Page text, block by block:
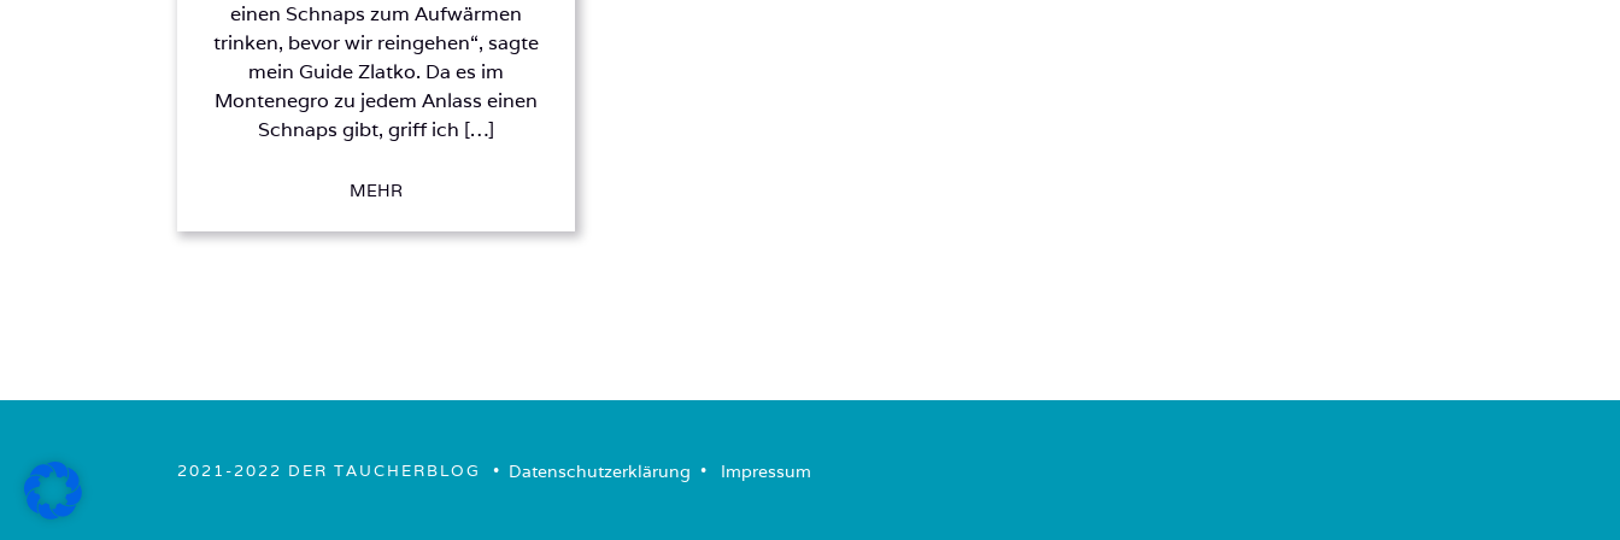
einen Schnaps zum Aufwärmen
trinken, bevor wir reingehen“, sagte
mein Guide Zlatko. Da es im
Montenegro zu jedem Anlass einen
Schnaps gibt, griff ich […]
MEHR
2021-2022 DER TAUCHERBLOG • ­ Datenschutzerklärung ­ • ­ Impressum